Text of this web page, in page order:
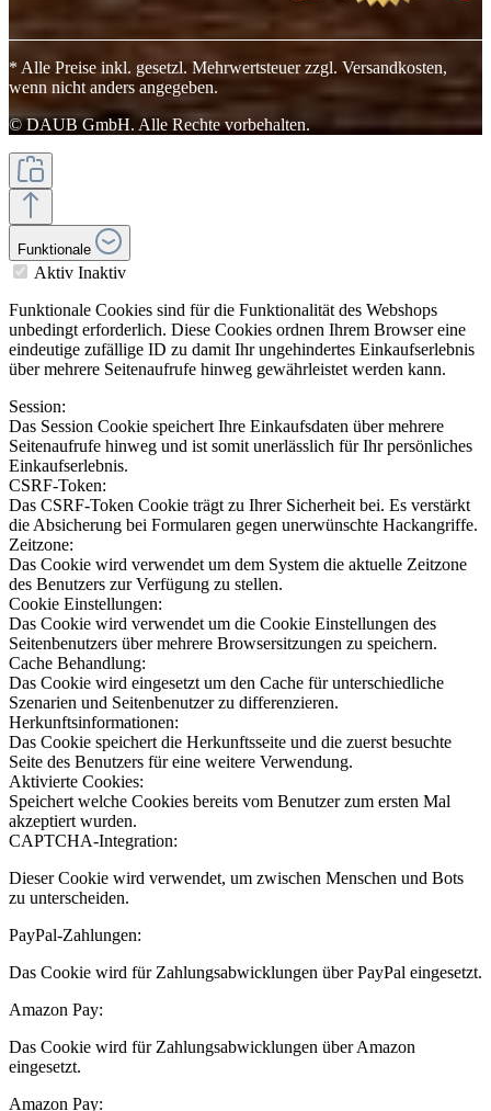
* Alle Preise inkl. gesetzl. Mehrwertsteuer zzgl. Versandkosten,
wenn nicht anders angegeben.
© DAUB GmbH. Alle Rechte vorbehalten.
Funktionale
Aktiv Inaktiv
Funktionale Cookies sind für die Funktionalität des Webshops
unbedingt erforderlich. Diese Cookies ordnen Ihrem Browser eine
eindeutige zufällige ID zu damit Ihr ungehindertes Einkaufserlebnis
über mehrere Seitenaufrufe hinweg gewährleistet werden kann.
Session:
Das Session Cookie speichert Ihre Einkaufsdaten über mehrere
Seitenaufrufe hinweg und ist somit unerlässlich für Ihr persönliches
Einkaufserlebnis.
CSRF-Token:
Das CSRF-Token Cookie trägt zu Ihrer Sicherheit bei. Es verstärkt
die Absicherung bei Formularen gegen unerwünschte Hackangriffe.
Zeitzone:
Das Cookie wird verwendet um dem System die aktuelle Zeitzone
des Benutzers zur Verfügung zu stellen.
Cookie Einstellungen:
Das Cookie wird verwendet um die Cookie Einstellungen des
Seitenbenutzers über mehrere Browsersitzungen zu speichern.
Cache Behandlung:
Das Cookie wird eingesetzt um den Cache für unterschiedliche
Szenarien und Seitenbenutzer zu differenzieren.
Herkunftsinformationen:
Das Cookie speichert die Herkunftsseite und die zuerst besuchte
Seite des Benutzers für eine weitere Verwendung.
Aktivierte Cookies:
Speichert welche Cookies bereits vom Benutzer zum ersten Mal
akzeptiert wurden.
CAPTCHA-Integration:
Dieser Cookie wird verwendet, um zwischen Menschen und Bots
zu unterscheiden.
PayPal-Zahlungen:
Das Cookie wird für Zahlungsabwicklungen über PayPal eingesetzt.
Amazon Pay:
Das Cookie wird für Zahlungsabwicklungen über Amazon
eingesetzt.
Amazon Pay: